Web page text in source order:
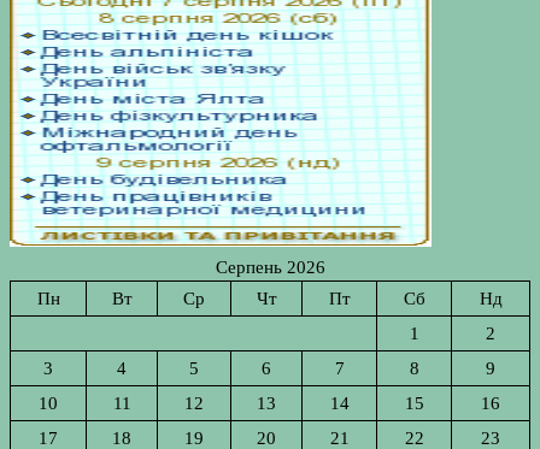
Серпень 2026
Пн
Вт Ср Чт Пт Сб
Нд
1
2
3
4 5 6 7 8
9
10
11 12 13 14 15
16
17
18 19 20 21 22
23